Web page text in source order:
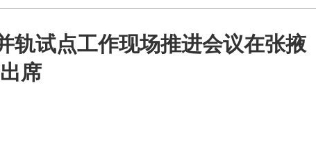
轨试点工作现场推进会议在张掖
席